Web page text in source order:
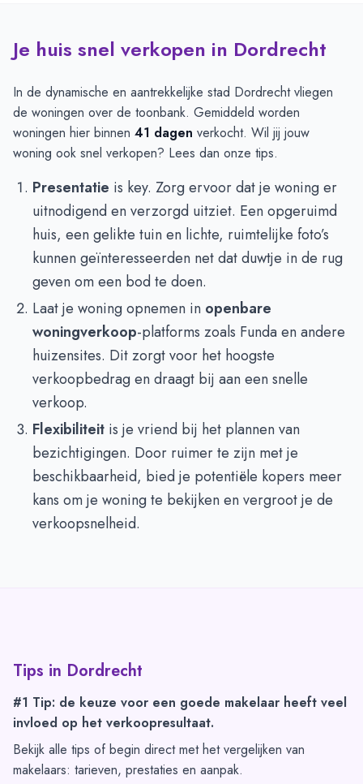
Je huis snel verkopen in Dordrecht
In de dynamische en aantrekkelijke stad Dordrecht vliegen
de woningen over de toonbank. Gemiddeld worden
woningen hier binnen 41 dagen verkocht. Wil jij jouw
woning ook snel verkopen? Lees dan onze tips.
Presentatie is key. Zorg ervoor dat je woning er
uitnodigend en verzorgd uitziet. Een opgeruimd
huis, een gelikte tuin en lichte, ruimtelijke foto’s
kunnen geïnteresseerden net dat duwtje in de rug
geven om een bod te doen.
Laat je woning opnemen in openbare
woningverkoop-platforms zoals Funda en andere
huizensites. Dit zorgt voor het hoogste
verkoopbedrag en draagt bij aan een snelle
verkoop.
Flexibiliteit is je vriend bij het plannen van
bezichtigingen. Door ruimer te zijn met je
beschikbaarheid, bied je potentiële kopers meer
kans om je woning te bekijken en vergroot je de
verkoopsnelheid.
Tips in Dordrecht
#1 Tip: de keuze voor een goede makelaar heeft veel
invloed op het verkoopresultaat.
Bekijk alle tips of begin direct met het vergelijken van
makelaars: tarieven, prestaties en aanpak.